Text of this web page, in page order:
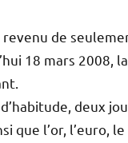
de
18 mars 2008, la
deux
que l’or, l’euro, le